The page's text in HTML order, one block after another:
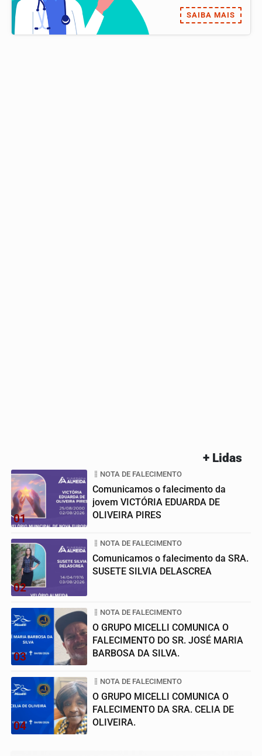
SAIBA MAIS
+ Lidas
01
NOTA DE FALECIMENTO
Comunicamos o falecimento da
jovem VICTÓRIA EDUARDA DE
OLIVEIRA PIRES
02
NOTA DE FALECIMENTO
Comunicamos o falecimento da SRA.
SUSETE SILVIA DELASCREA
03
NOTA DE FALECIMENTO
O GRUPO MICELLI COMUNICA O
FALECIMENTO DO SR. JOSÉ MARIA
BARBOSA DA SILVA.
04
NOTA DE FALECIMENTO
O GRUPO MICELLI COMUNICA O
FALECIMENTO DA SRA. CELIA DE
OLIVEIRA.